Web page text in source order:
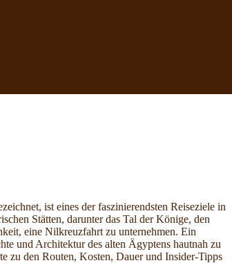
ist eines der faszinierendsten Reiseziele in
Stätten, darunter das Tal der Könige, den
eine Nilkreuzfahrt zu unternehmen. Ein
und Architektur des alten Ägyptens hautnah zu
zu den Routen, Kosten, Dauer und Insider-Tipps